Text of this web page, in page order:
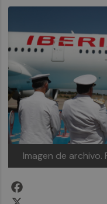
Imagen de archivo.